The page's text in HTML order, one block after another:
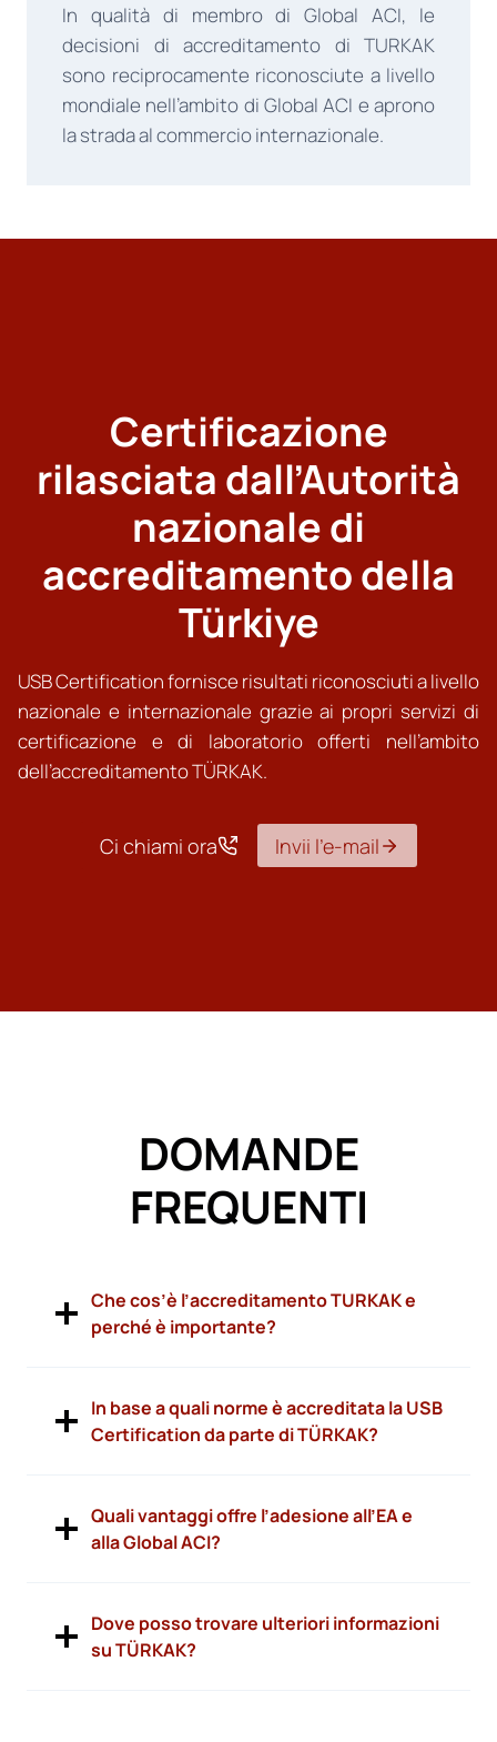
In qualità di membro di Global ACI, le
decisioni di accreditamento di TURKAK
sono reciprocamente riconosciute a livello
mondiale nell’ambito di Global ACI e aprono
la strada al commercio internazionale.
Certificazione
rilasciata dall’Autorità
nazionale di
accreditamento della
Türkiye
USB Certification fornisce risultati riconosciuti a livello
nazionale e internazionale grazie ai propri servizi di
certificazione e di laboratorio offerti nell’ambito
dell’accreditamento TÜRKAK.
Ci chiami ora Invii l’e-mail
DOMANDE
FREQUENTI
Che cos’è l’accreditamento TURKAK e
perché è importante?
In base a quali norme è accreditata la USB
Certification da parte di TÜRKAK?
Quali vantaggi offre l’adesione all’EA e
alla Global ACI?
Dove posso trovare ulteriori informazioni
su TÜRKAK?